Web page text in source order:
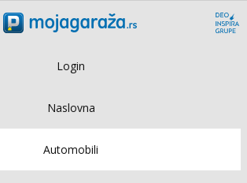
Login
Naslovna
Automobili